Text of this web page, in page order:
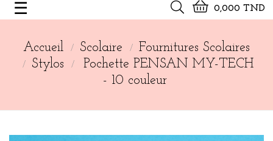
0,000 TND
Basculer
navigation
☰
Accueil Scolaire
Fournitures Scolaires
Stylos
Pochette PENSAN MY-TECH
- 10 couleur